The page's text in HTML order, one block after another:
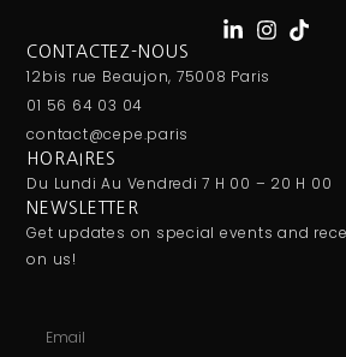
CONTACTEZ-NOUS
12bis rue Beaujon, 75008 Paris
01 56 64 03 04
contact@cepe.paris
HORAIRES
Du Lundi Au Vendredi 7 H 00 – 20 H 00
NEWSLETTER
Get updates on special events and
on us!